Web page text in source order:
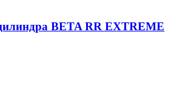
BETA RR EXTREME